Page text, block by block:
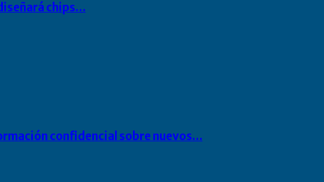
chips…
confidencial sobre nuevos…